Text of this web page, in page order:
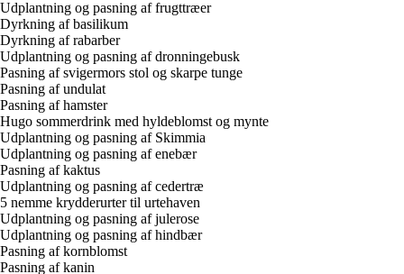
Udplantning og pasning af frugttræer
Dyrkning af basilikum
Dyrkning af rabarber
Udplantning og pasning af dronningebusk
Pasning af svigermors stol og skarpe tunge
Pasning af undulat
Pasning af hamster
Hugo sommerdrink med hyldeblomst og mynte
Udplantning og pasning af Skimmia
Udplantning og pasning af enebær
Pasning af kaktus
Udplantning og pasning af cedertræ
5 nemme krydderurter til urtehaven
Udplantning og pasning af julerose
Udplantning og pasning af hindbær
Pasning af kornblomst
Pasning af kanin